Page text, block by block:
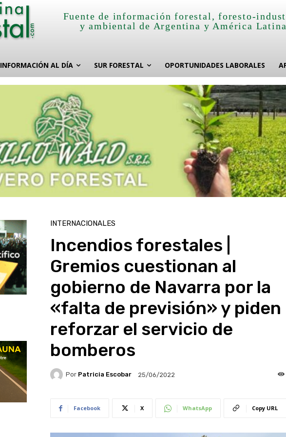
Fuente de información forestal, foresto-
y ambiental de Argentina y América
INFORMACIÓN AL DÍA SUR FORESTAL OPORTUNIDADES LABORALES
INTERNACIONALES
Incendios forestales |
Gremios cuestionan al
gobierno de Navarra por la
«falta de previsión» y piden
reforzar el servicio de
bomberos
Por Patricia Escobar 25/06/2022
Facebook X WhatsApp Copy URL